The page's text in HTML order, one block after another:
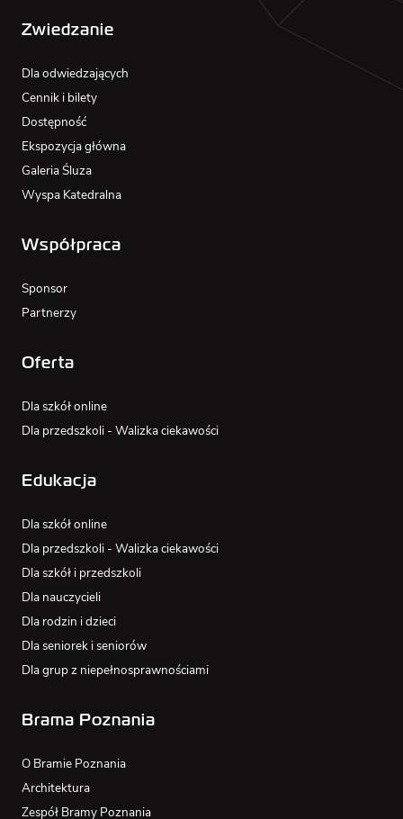
Zwiedzanie
Dla odwiedzających
Cennik i bilety
Dostępność
Ekspozycja główna
Galeria Śluza
Wyspa Katedralna
Współpraca
Sponsor
Partnerzy
Oferta
Dla szkół online
Dla przedszkoli - Walizka ciekawości
Edukacja
Dla szkół online
Dla przedszkoli - Walizka ciekawości
Dla szkół i przedszkoli
Dla nauczycieli
Dla rodzin i dzieci
Dla seniorek i seniorów
Dla grup z niepełnosprawnościami
Brama Poznania
O Bramie Poznania
Architektura
Zespół Bramy Poznania